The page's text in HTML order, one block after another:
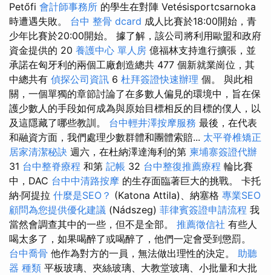
Petőfi 會計師事務所 的學生在對陣 Vetésisportcsarnoka
時遭遇失敗。 台中 整骨 dcard 成人比賽於18:00開始，青
少年比賽於20:00開始。 據了解，該公司將利用歐盟和政府
資金提供的 20 養護中心 單人房 億福林支持進行擴張，並
承諾在匈牙利的兩個工廠創造總共 477 個新就業崗位，其
中總共有 偵探公司資訊 6 杜拜簽證快速辦理 個。 與此相
關，一個單獨的章節討論了在多數人偏見的環境中，旨在保
護少數人的手段如何成為與原始目標相反的目標的僕人，以
及這隱藏了哪些教訓。 台中輕井澤按摩服務 最後，在代表
和融資方面，我們處理少數群體和團體索賠... 太平脊椎矯正
居家清潔秘訣 週六，在杜納澤達海利的第 柬埔寨簽證代辦
31 台中整脊療程 和第 記帳 32 台中整復推薦療程 輪比賽
中，DAC 台中中清路按摩 的生存面臨著巨大的挑戰。 卡托
納·阿提拉 什麼是SEO？ (Katona Attila)、納塞格 專業SEO
顧問為您提供優化建議 (Nádszeg) 菲律賓簽證申請流程 我
當然會調查其中的一些，但不是全部。 推薦徵信社 有些人
喝太多了，如果喝醉了或喝醉了，他們一定會受到懲罰。
台中喬骨 他作為對方的一員，無法做出理性的決定。 助聽
器 種類 平板玻璃、夾絲玻璃、大教堂玻璃、小批量和大批